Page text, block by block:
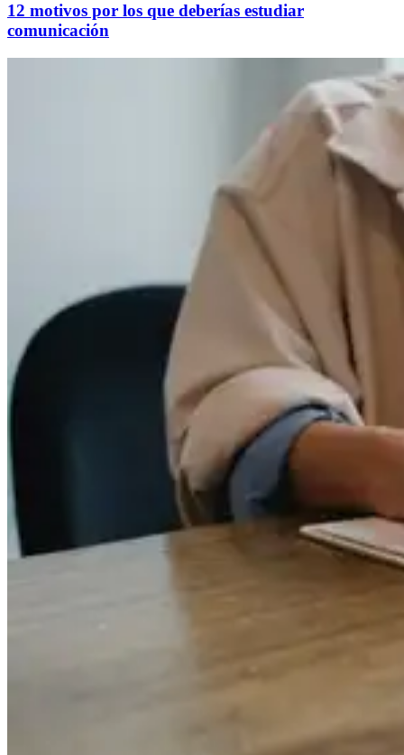
12 motivos por los que deberías estudiar
comunicación